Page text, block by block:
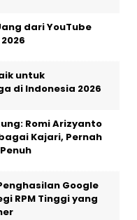
dari YouTube
untuk
di Indonesia 2026
Romi Arizyanto
Kajari, Pernah
Google
RPM Tinggi yang